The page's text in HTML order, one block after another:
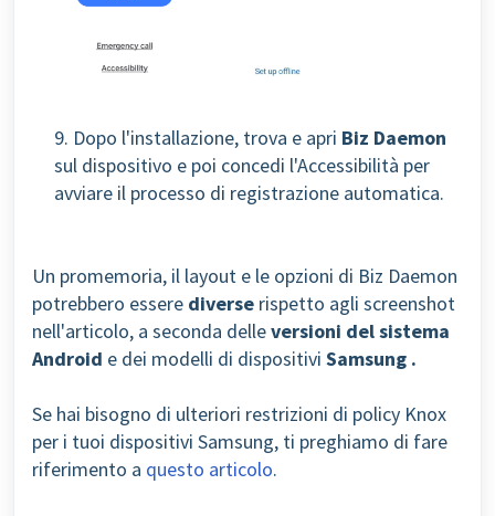
9. Dopo l'installazione, trova e apri Biz Daemon
sul dispositivo e poi concedi l'Accessibilità per
avviare il processo di registrazione automatica.
Un promemoria, il layout e le opzioni di Biz Daemon
potrebbero essere diverse rispetto agli screenshot
nell'articolo, a seconda delleversioni del sistema
Android e dei modelli di dispositivi Samsung .
Se hai bisogno di ulteriori restrizioni di policy Knox
per i tuoi dispositivi Samsung, ti preghiamo di fare
riferimento a questo articolo.